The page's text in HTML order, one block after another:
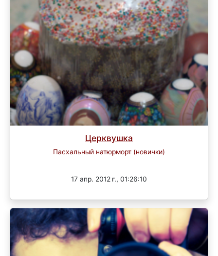
Церквушка
Пасхальный натюрморт (новички)
17 апр. 2012 г., 01:26:10